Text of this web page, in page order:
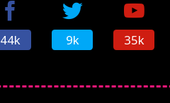
44k 9k 35k